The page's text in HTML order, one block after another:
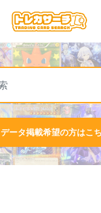
データ掲載希望の方はこ